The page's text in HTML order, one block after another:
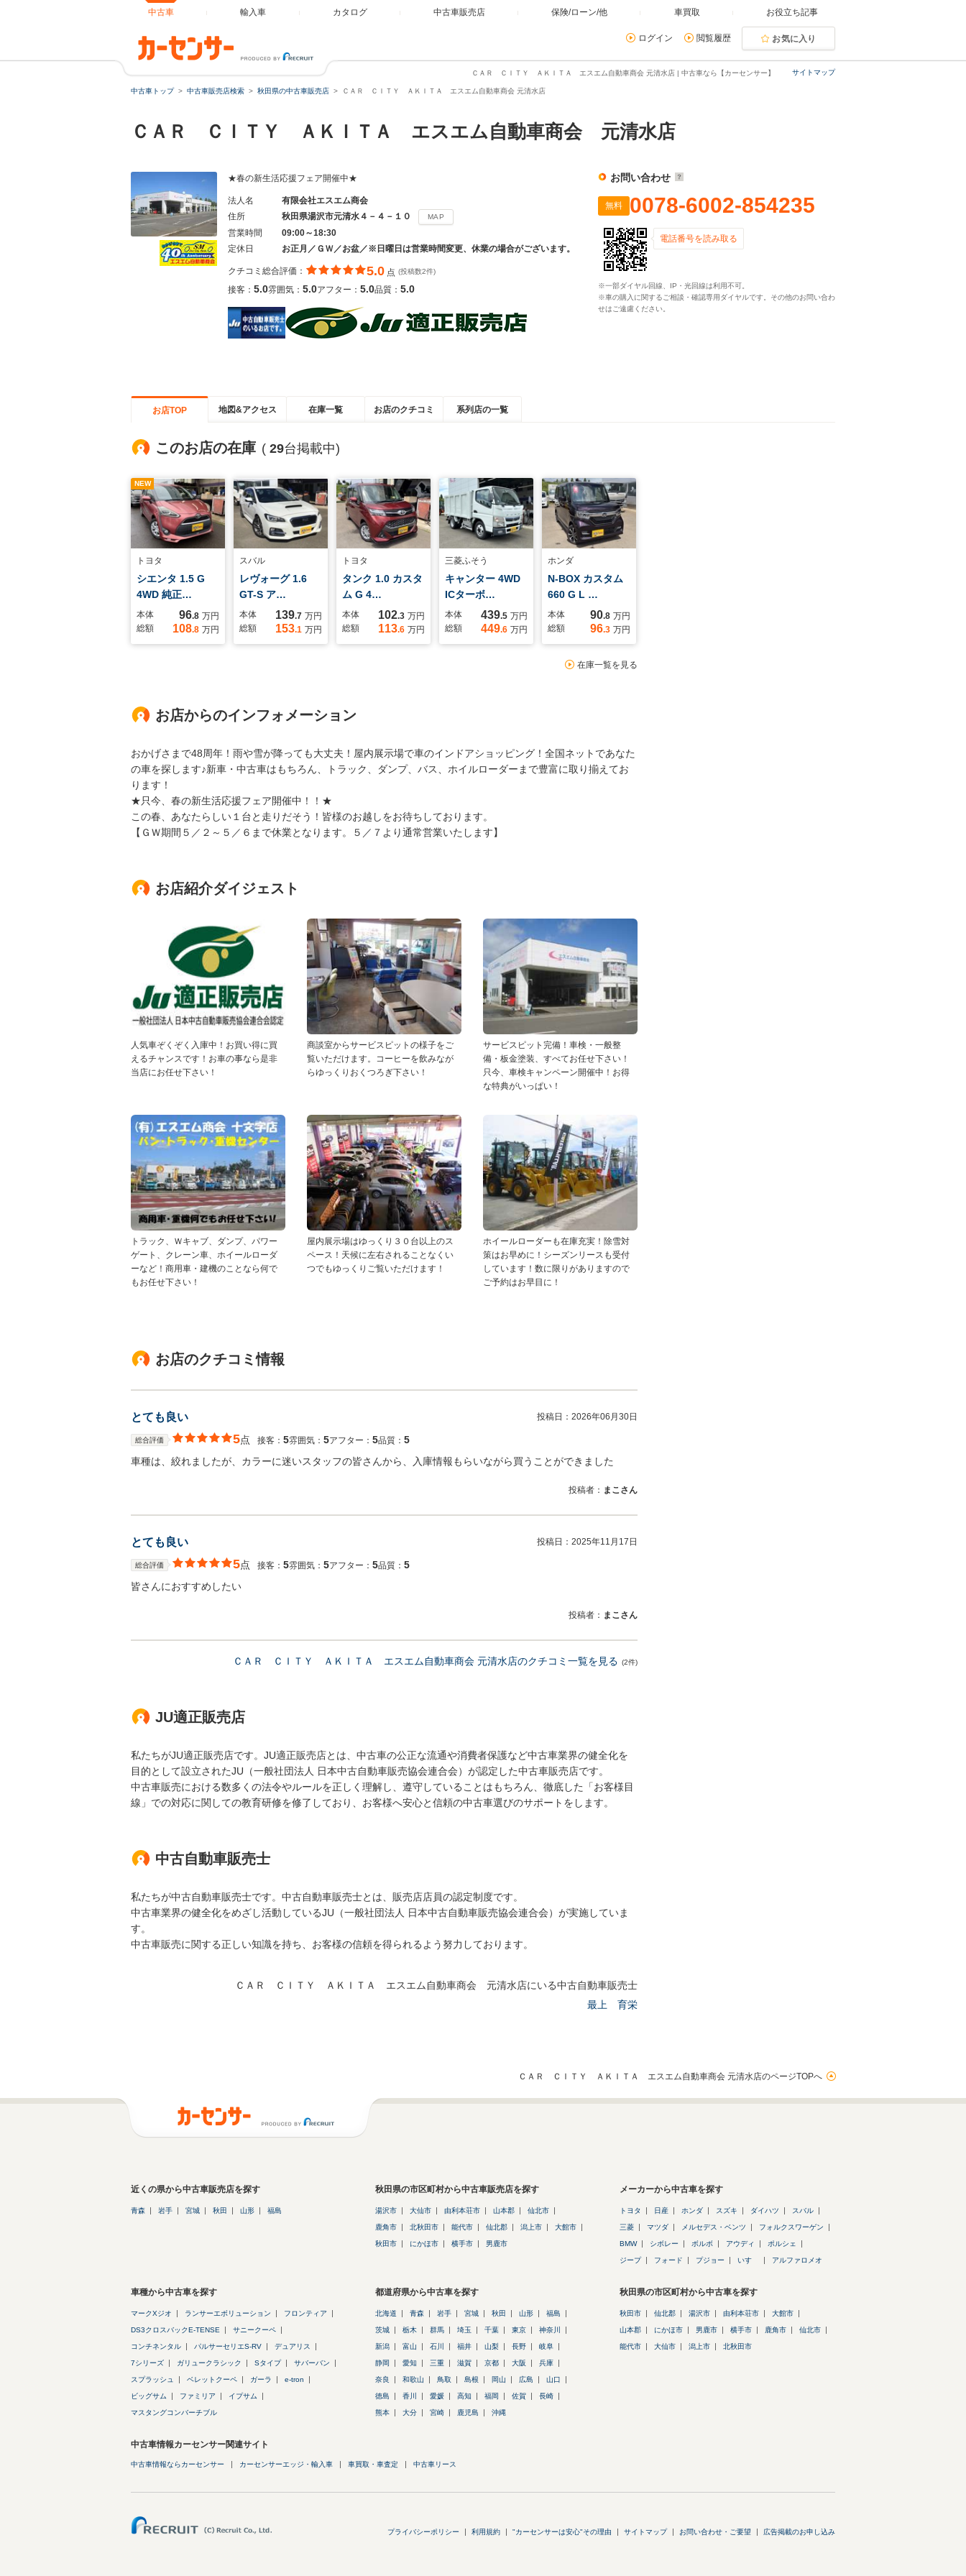
中古車 輸入車 カタログ 中古車販売店 保険/ローン/他 車買取 お役立ち記事
ログイン 閲覧履歴 お気に入り
サイトマップ
ＣＡＲ ＣＩＴＹ ＡＫＩＴＡ エスエム自動車商会 元清水店 | 中古車なら【カーセンサー】
中古車トップ 中古車販売店検索 秋田県の中古車販売店 ＣＡＲ ＣＩＴＹ ＡＫＩＴＡ エスエム自動車商会 元清水店
ＣＡＲ ＣＩＴＹ ＡＫＩＴＡ エスエム自動車商会 元清水店
★春の新生活応援フェア開催中★
法人名
有限会社エスエム商会
住所
秋田県湯沢市元清水４－４－１０ MAP
営業時間
09:00～18:30
定休日
お正月／ＧＷ／お盆／※日曜日は営業時間変更、休業の場合がございます。
クチコミ総合評価： 5.0 点 (投稿数2件)
接客： 5.0雰囲気： 5.0アフター： 5.0品質： 5.0
お問い合わせ
無料 0078-6002-854235
電話番号を読み取る
※一部ダイヤル回線、IP・光回線は利用不可。
※車の購入に関するご相談・確認専用ダイヤルです。その他のお問い合わ
せはご遠慮ください。
お店TOP 地図&アクセス 在庫一覧 お店のクチコミ 系列店の一覧
このお店の在庫 ( 29台掲載中)
NEW
トヨタ
シエンタ 1.5 G
4WD 純正…
本体 96.8 万円
総額
108.8 万円
スバル
レヴォーグ 1.6
GT-S ア…
本体 139.7 万円
総額
153.1 万円
トヨタ
タンク 1.0 カスタ
ム G 4…
本体 102.3 万円
総額
113.6 万円
三菱ふそう
キャンター 4WD
ICターボ…
本体 439.5 万円
総額
449.6 万円
ホンダ
N-BOX カスタム
660 G L …
本体 90.8 万円
総額
96.3 万円
在庫一覧を見る
お店からのインフォメーション
おかげさまで48周年！雨や雪が降っても大丈夫！屋内展示場で車のインドアショッピング！全国ネットであなた
の車を探します♪新車・中古車はもちろん、トラック、ダンプ、バス、ホイルローダーまで豊富に取り揃えてお
ります！
★只今、春の新生活応援フェア開催中！！★
この春、あなたらしい１台と走りだそう！皆様のお越しをお待ちしております。
【ＧＷ期間５／２～５／６まで休業となります。５／７より通常営業いたします】
お店紹介ダイジェスト
人気車ぞくぞく入庫中！お買い得に買
えるチャンスです！お車の事なら是非
当店にお任せ下さい！
商談室からサービスピットの様子をご
覧いただけます。コーヒーを飲みなが
らゆっくりおくつろぎ下さい！
サービスピット完備！車検・一般整
備・板金塗装、すべてお任せ下さい！
只今、車検キャンペーン開催中！お得
な特典がいっぱい！
トラック、Ｗキャブ、ダンプ、パワー
ゲート、クレーン車、ホイールローダ
ーなど！商用車・建機のことなら何で
もお任せ下さい！
屋内展示場はゆっくり３０台以上のス
ペース！天候に左右されることなくい
つでもゆっくりご覧いただけます！
ホイールローダーも在庫充実！除雪対
策はお早めに！シーズンリースも受付
しています！数に限りがありますので
ご予約はお早目に！
お店のクチコミ情報
とても良い 投稿日： 2026年06月30日
総合評価 5点 接客： 5雰囲気： 5アフター： 5品質： 5
車種は、絞れましたが、カラーに迷いスタッフの皆さんから、入庫情報もらいながら買うことができました
投稿者： まこさん
とても良い 投稿日： 2025年11月17日
総合評価 5点 接客： 5雰囲気： 5アフター： 5品質： 5
皆さんにおすすめしたい
投稿者： まこさん
ＣＡＲ ＣＩＴＹ ＡＫＩＴＡ エスエム自動車商会 元清水店のクチコミ一覧を見る (2件)
JU適正販売店
私たちがJU適正販売店です。JU適正販売店とは、中古車の公正な流通や消費者保護など中古車業界の健全化を
目的として設立されたJU（一般社団法人 日本中古自動車販売協会連合会）が認定した中古車販売店です。
中古車販売における数多くの法令やルールを正しく理解し、遵守していることはもちろん、徹底した「お客様目
線」での対応に関しての教育研修を修了しており、お客様へ安心と信頼の中古車選びのサポートをします。
中古自動車販売士
私たちが中古自動車販売士です。中古自動車販売士とは、販売店店員の認定制度です。
中古車業界の健全化をめざし活動しているJU（一般社団法人 日本中古自動車販売協会連合会）が実施していま
す。
中古車販売に関する正しい知識を持ち、お客様の信頼を得られるよう努力しております。
ＣＡＲ ＣＩＴＹ ＡＫＩＴＡ エスエム自動車商会 元清水店にいる中古自動車販売士
最上 育栄
ＣＡＲ ＣＩＴＹ ＡＫＩＴＡ エスエム自動車商会 元清水店のページTOPへ
近くの県から中古車販売店を探す
青森 岩手 宮城 秋田 山形 福島
秋田県の市区町村から中古車販売店を探す
湯沢市 大仙市 由利本荘市 山本郡 仙北市
鹿角市 北秋田市 能代市 仙北郡 潟上市 大館市
秋田市 にかほ市 横手市 男鹿市
メーカーから中古車を探す
トヨタ 日産 ホンダ スズキ ダイハツ スバル
三菱 マツダ メルセデス・ベンツ フォルクスワーゲン
BMW シボレー ボルボ アウディ ポルシェ
ジープ フォード プジョー いすゞ アルファロメオ
車種から中古車を探す
マークXジオ ランサーエボリューション フロンティア
DS3クロスバックE-TENSE サニークーペ
コンチネンタル パルサーセリエS-RV デュアリス
7シリーズ ガリュークラシック Sタイプ サバーバン
スプラッシュ ベレットクーペ ガーラ e-tron
ビッグサム ファミリア イプサム
マスタングコンバーチブル
都道府県から中古車を探す
北海道 青森 岩手 宮城 秋田 山形 福島
茨城 栃木 群馬 埼玉 千葉 東京 神奈川
新潟 富山 石川 福井 山梨 長野 岐阜
静岡 愛知 三重 滋賀 京都 大阪 兵庫
奈良 和歌山 鳥取 島根 岡山 広島 山口
徳島 香川 愛媛 高知 福岡 佐賀 長崎
熊本 大分 宮崎 鹿児島 沖縄
秋田県の市区町村から中古車を探す
秋田市 仙北郡 湯沢市 由利本荘市 大館市
山本郡 にかほ市 男鹿市 横手市 鹿角市 仙北市
能代市 大仙市 潟上市 北秋田市
中古車情報カーセンサー関連サイト
中古車情報ならカーセンサー カーセンサーエッジ・輸入車 車買取・車査定 中古車リース
プライバシーポリシー 利用規約 "カーセンサーは安心"その理由 サイトマップ お問い合わせ・ご要望 広告掲載のお申し込み